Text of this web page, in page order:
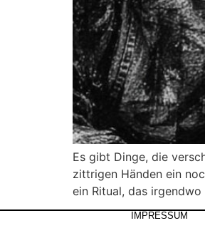
Es gibt Dinge, die
zittrigen Händen ein
ein Ritual, das
IMPRESSUM